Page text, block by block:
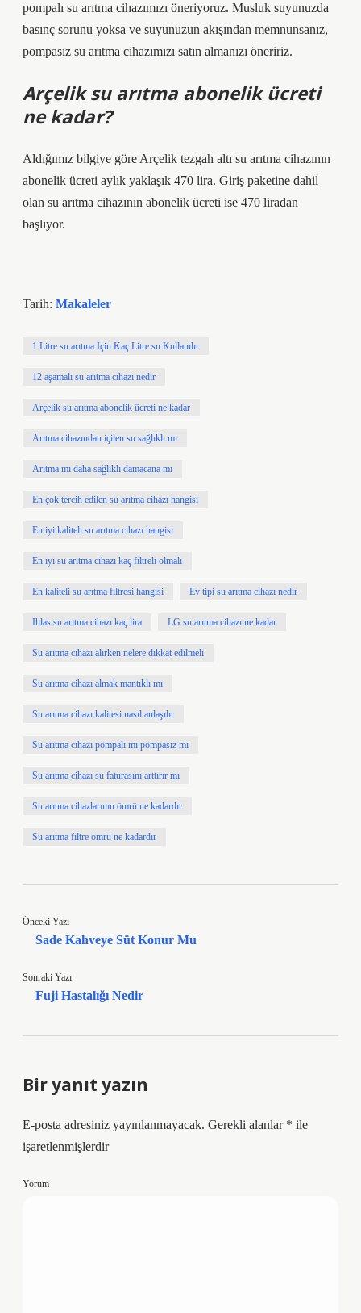
pompalı su arıtma cihazımızı öneriyoruz. Musluk suyunuzda
basınç sorunu yoksa ve suyunuzun akışından memnunsanız,
pompasız su arıtma cihazımızı satın almanızı öneririz.
Arçelik su arıtma abonelik ücreti
ne kadar?
Aldığımız bilgiye göre Arçelik tezgah altı su arıtma cihazının
abonelik ücreti aylık yaklaşık 470 lira. Giriş paketine dahil
olan su arıtma cihazının abonelik ücreti ise 470 liradan
başlıyor.
Tarih: Makaleler
1 Litre su arıtma İçin Kaç Litre su Kullanılır
12 aşamalı su arıtma cihazı nedir
Arçelik su arıtma abonelik ücreti ne kadar
Arıtma cihazından içilen su sağlıklı mı
Arıtma mı daha sağlıklı damacana mı
En çok tercih edilen su arıtma cihazı hangisi
En iyi kaliteli su arıtma cihazı hangisi
En iyi su arıtma cihazı kaç filtreli olmalı
En kaliteli su arıtma filtresi hangisi Ev tipi su arıtma cihazı nedir
İhlas su arıtma cihazı kaç lira LG su arıtma cihazı ne kadar
Su arıtma cihazı alırken nelere dikkat edilmeli
Su arıtma cihazı almak mantıklı mı
Su arıtma cihazı kalitesi nasıl anlaşılır
Su arıtma cihazı pompalı mı pompasız mı
Su arıtma cihazı su faturasını arttırır mı
Su arıtma cihazlarının ömrü ne kadardır
Su arıtma filtre ömrü ne kadardır
Önceki Yazı
Sade Kahveye Süt Konur Mu
Sonraki Yazı
Fuji Hastalığı Nedir
Bir yanıt yazın
E-posta adresiniz yayınlanmayacak. Gerekli alanlar * ile
işaretlenmişlerdir
Yorum